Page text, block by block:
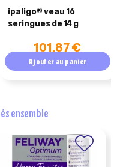
ipaligo® veau 16
seringues de 14 g
101,87 €
Ajouter au panier
ensemble